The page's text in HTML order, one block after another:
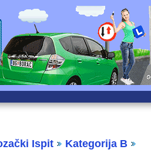
Ispit
Kategorija B